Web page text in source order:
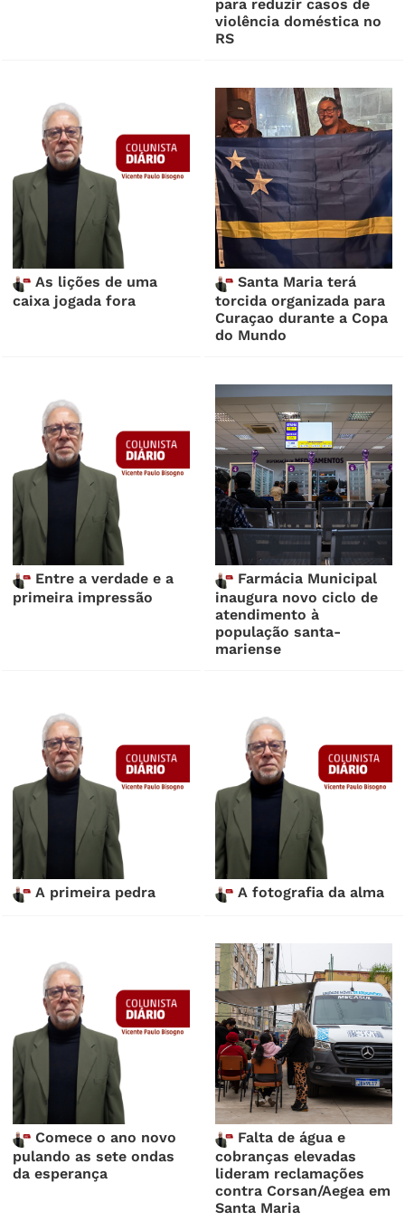
para reduzir casos de
violência doméstica no
RS
As lições de uma
caixa jogada fora
Santa Maria terá
torcida organizada para
Curaçao durante a Copa
do Mundo
Entre a verdade e a
primeira impressão
Farmácia Municipal
inaugura novo ciclo de
atendimento à
população santa-
mariense
A primeira pedra A fotografia da alma
Comece o ano novo
pulando as sete ondas
da esperança
Falta de água e
cobranças elevadas
lideram reclamações
contra Corsan/Aegea em
Santa Maria